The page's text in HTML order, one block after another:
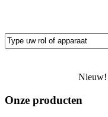
Nieuw!
Onze producten